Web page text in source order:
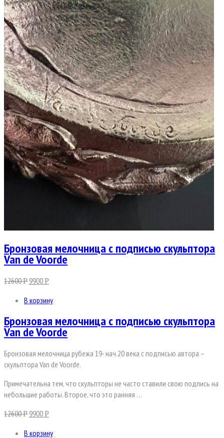
Бронзовая мелочница с подписью скульптора
Van de Voorde
12600Р 9900Р
В корзину
Бронзовая мелочница с подписью скульптора
Van de Voorde
Бронзовая мелочница рубежа 19- нач.20 века с подписью автора –
скульптора Van de Voorde.
Примечательна тем, что скульпторы не часто ставили свою подпись на
небольшие работы. Второе, что это ранняя …
12600Р 9900Р
В корзину